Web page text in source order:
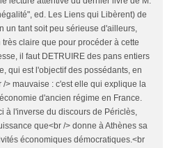
ed. Les Liens qui Libèrent) de
un tant soit peu sérieuse d'ailleurs,
claire que pour procéder à cette
il faut DETRUIRE des pans entiers
qui est l'objectif des possédants, en
/> mauvaise : c'est elle qui explique la
d'ancien régime en France.
à l'inverse du discours de Périclès,
que<br /> donne à Athènes sa
économiques démocratiques.<br